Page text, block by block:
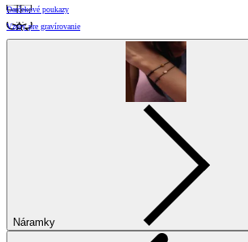
Darčekové poukazy
Vzory pre gravírovanie
Náramky